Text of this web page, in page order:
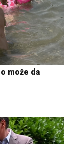
može da